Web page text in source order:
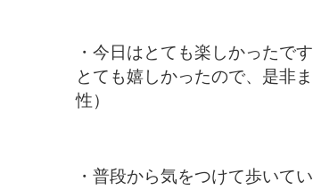
・今日はとても楽しかったで
とても嬉しかったので、是非
性）
・普段から気をつけて歩いて